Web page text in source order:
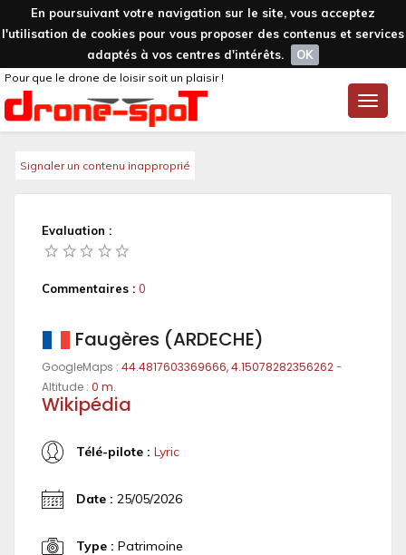
En poursuivant votre navigation sur le site, vous acceptez
l'utilisation de cookies pour vous proposer des contenus et services
adaptés à vos centres d'intérêts.
OK
Toggle
Pour que le drone de loisir soit un plaisir !
Signaler un contenu inapproprié
Evaluation :
Commentaires : 0
Faugères (ARDECHE)
GoogleMaps : 44.4817603369666, 4.15078282356262-
Altitude : 0 m.
Wikipédia
Télé-pilote : Lyric
Date : 25/05/2026
Type : Patrimoine